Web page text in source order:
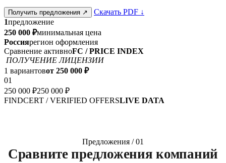
Получить предложения ↗ Скачать PDF ↓
1предложение
250 000 ₽минимальная цена
Россиярегион оформления
Сравнение активноFC / PRICE INDEX
ПОЛУЧЕНИЕ ЛИЦЕНЗИИ
1 вариантовот 250 000 ₽
01
250 000 ₽250 000 ₽
FINDCERT / VERIFIED OFFERSLIVE DATA
Предложения / 01
Сравните предложения компаний